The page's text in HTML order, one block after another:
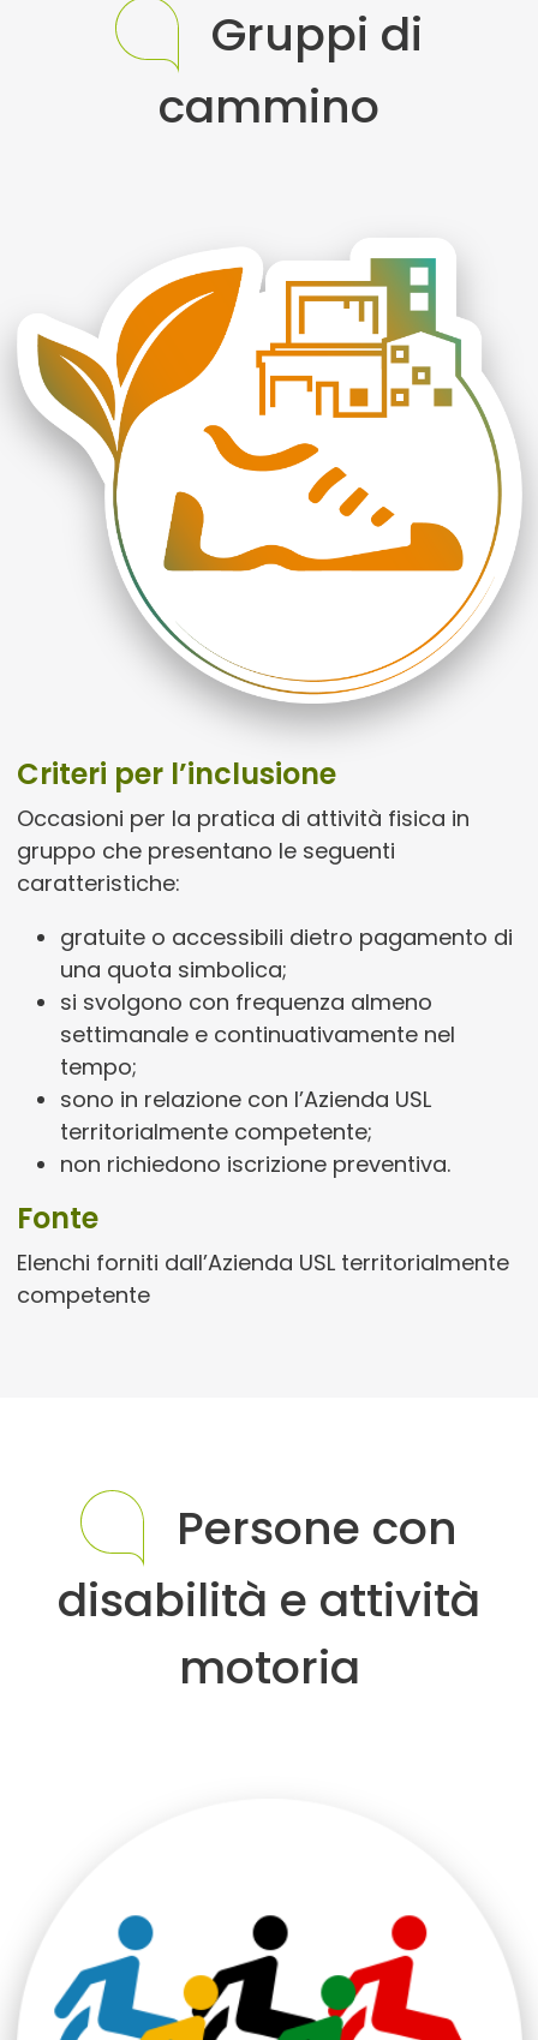
Gruppi di
cammino
Criteri per l’inclusione
Occasioni per la pratica di attività fisica in
gruppo che presentano le seguenti
caratteristiche:
gratuite o accessibili dietro pagamento di
una quota simbolica;
si svolgono con frequenza almeno
settimanale e continuativamente nel
tempo;
sono in relazione con l’Azienda USL
territorialmente competente;
non richiedono iscrizione preventiva.
Fonte
Elenchi forniti dall’Azienda USL territorialmente
competente
Persone con
disabilità e attività
motoria